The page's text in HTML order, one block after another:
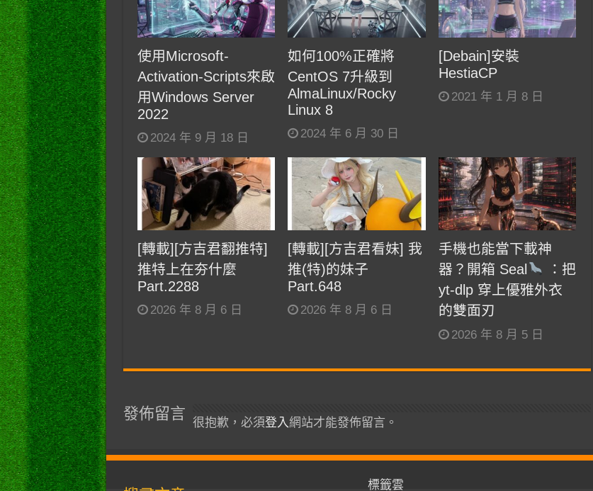
使用Microsoft-
Activation-Scripts來啟
用Windows Server
2022
2024 年 9 月 18 日
如何100%正確將
CentOS 7升級到
AlmaLinux/Rocky
Linux 8
2024 年 6 月 30 日
[Debain]安裝
HestiaCP
2021 年 1 月 8 日
[轉載][方吉君翻推特]
推特上在夯什麼
Part.2288
2026 年 8 月 6 日
[轉載][方吉君看妹] 我
推(特)的妹子
Part.648
2026 年 8 月 6 日
手機也能當下載神
器？開箱 Seal
：把
yt-dlp 穿上優雅外衣
的雙面刃
2026 年 8 月 5 日
發佈留言
很抱歉，必須登入網站才能發佈留言。
標籤雲